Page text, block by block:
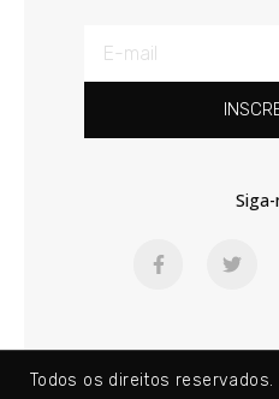
Todos os direitos